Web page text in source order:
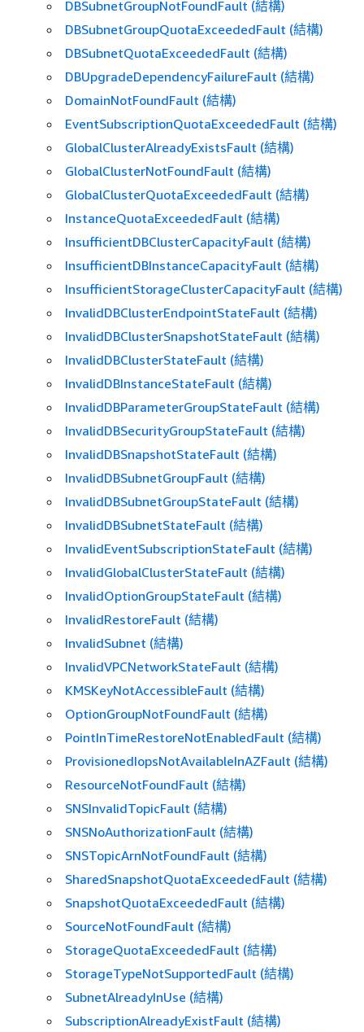
DBSubnetGroupNotFoundFault (結構)
DBSubnetGroupQuotaExceededFault (結構)
DBSubnetQuotaExceededFault (結構)
DBUpgradeDependencyFailureFault (結構)
DomainNotFoundFault (結構)
EventSubscriptionQuotaExceededFault (結構)
GlobalClusterAlreadyExistsFault (結構)
GlobalClusterNotFoundFault (結構)
GlobalClusterQuotaExceededFault (結構)
InstanceQuotaExceededFault (結構)
InsufficientDBClusterCapacityFault (結構)
InsufficientDBInstanceCapacityFault (結構)
InsufficientStorageClusterCapacityFault (結構)
InvalidDBClusterEndpointStateFault (結構)
InvalidDBClusterSnapshotStateFault (結構)
InvalidDBClusterStateFault (結構)
InvalidDBInstanceStateFault (結構)
InvalidDBParameterGroupStateFault (結構)
InvalidDBSecurityGroupStateFault (結構)
InvalidDBSnapshotStateFault (結構)
InvalidDBSubnetGroupFault (結構)
InvalidDBSubnetGroupStateFault (結構)
InvalidDBSubnetStateFault (結構)
InvalidEventSubscriptionStateFault (結構)
InvalidGlobalClusterStateFault (結構)
InvalidOptionGroupStateFault (結構)
InvalidRestoreFault (結構)
InvalidSubnet (結構)
InvalidVPCNetworkStateFault (結構)
KMSKeyNotAccessibleFault (結構)
OptionGroupNotFoundFault (結構)
PointInTimeRestoreNotEnabledFault (結構)
ProvisionedIopsNotAvailableInAZFault (結構)
ResourceNotFoundFault (結構)
SNSInvalidTopicFault (結構)
SNSNoAuthorizationFault (結構)
SNSTopicArnNotFoundFault (結構)
SharedSnapshotQuotaExceededFault (結構)
SnapshotQuotaExceededFault (結構)
SourceNotFoundFault (結構)
StorageQuotaExceededFault (結構)
StorageTypeNotSupportedFault (結構)
SubnetAlreadyInUse (結構)
SubscriptionAlreadyExistFault (結構)